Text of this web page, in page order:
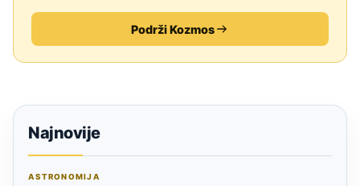
Podrži Kozmos
Najnovije
ASTRONOMIJA